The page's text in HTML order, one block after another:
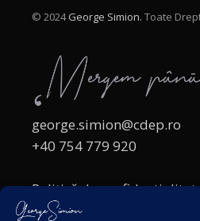
© 2024George Simion. Toate
george.simion@cdep.ro
+40 754 779 920
Politică de
Politica cookies